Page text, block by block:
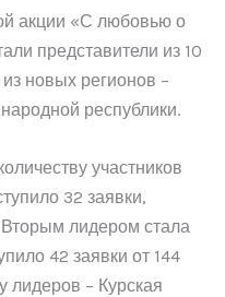
акции «С любовью о
представители из 10
новых регионов –
республики.
участников
32 заявки,
Вторым лидером стала
42 заявки от 144
лидеров – Курская